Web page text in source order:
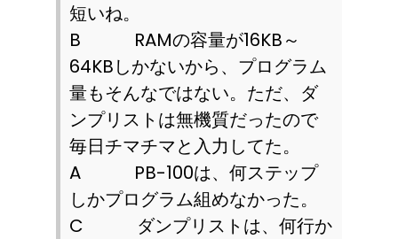
短いね。
B
RAMの容量が16KB～
64KBしかないから、プログラム
量もそんなではない。ただ、ダ
ンプリストは無機質だったので
毎日チマチマと入力してた。
A
PB-100は、何ステップ
しかプログラム組めなかった。
C ダンプリストは、何行か